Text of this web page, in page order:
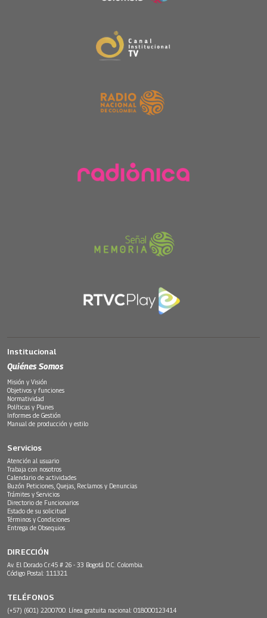
Institucional
Quiénes Somos
Misión y Visión
Objetivos y funciones
Normatividad
Políticas y Planes
Informes de Gestión
Manual de producción y estilo
Servicios
Atención al usuario
Trabaja con nosotros
Calendario de actividades
Buzón Peticiones, Quejas, Reclamos y Denuncias
Trámites y Servicios
Directorio de Funcionarios
Estado de su solicitud
Términos y Condiciones
Entrega de Obsequios
DIRECCIÓN
Av. El Dorado Cr.45 # 26 - 33 Bogotá D.C. Colombia.
Código Postal: 111321
TELÉFONOS
(+57) (601) 2200700. Línea gratuita nacional: 018000123414